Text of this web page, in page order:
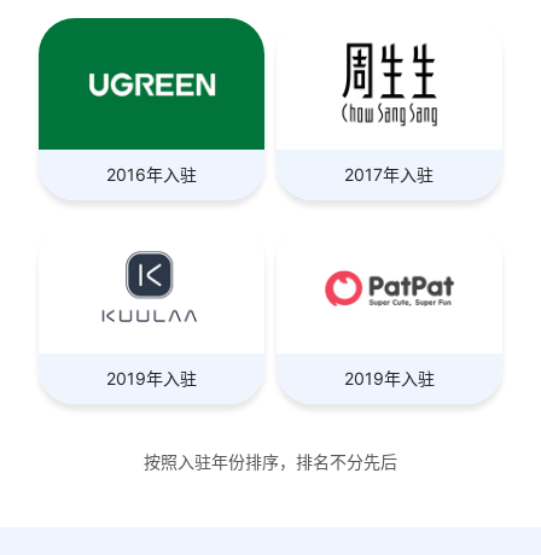
2016年入驻
2019年入驻
2017年入驻
2019年入驻
按照入驻年份排序，排名不分先后